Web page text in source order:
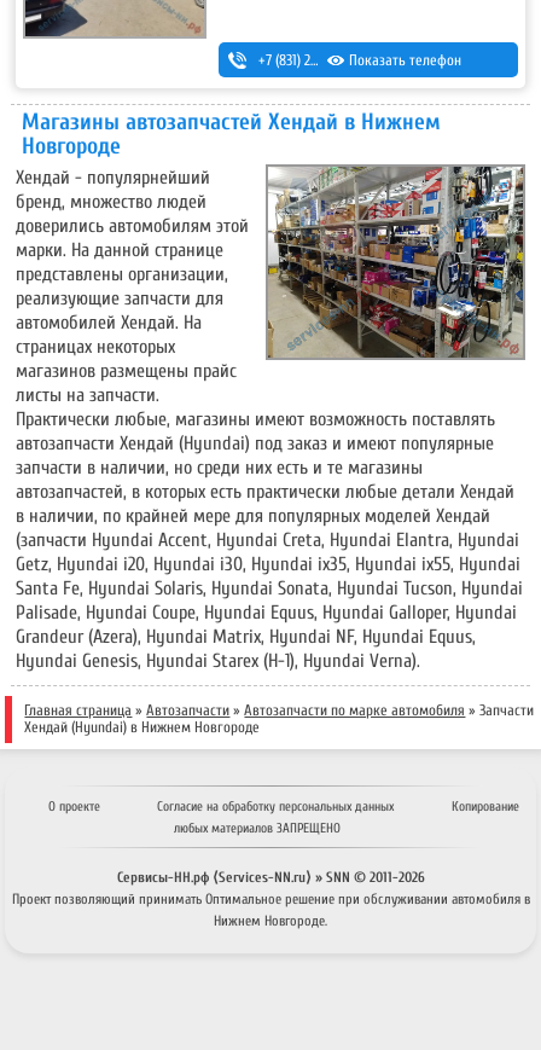
+7 (831) 251-54-99 Показать телефон
Магазины автозапчастей Хендай в Нижнем
Новгороде
Хендай - популярнейший
бренд, множество людей
доверились автомобилям этой
марки. На данной странице
представлены организации,
реализующие запчасти для
автомобилей Хендай. На
страницах некоторых
магазинов размещены прайс
листы на запчасти.
Практически любые, магазины имеют возможность поставлять
автозапчасти Хендай (Hyundai) под заказ и имеют популярные
запчасти в наличии, но среди них есть и те магазины
автозапчастей, в которых есть практически любые детали Хендай
в наличии, по крайней мере для популярных моделей Хендай
(запчасти Hyundai Accent, Hyundai Creta, Hyundai Elantra, Hyundai
Getz, Hyundai i20, Hyundai i30, Hyundai ix35, Hyundai ix55, Hyundai
Santa Fe, Hyundai Solaris, Hyundai Sonata, Hyundai Tucson, Hyundai
Palisade, Hyundai Coupe, Hyundai Equus, Hyundai Galloper, Hyundai
Grandeur (Azera), Hyundai Matrix, Hyundai NF, Hyundai Equus,
Hyundai Genesis, Hyundai Starex (H-1), Hyundai Verna).
Главная страница »Автозапчасти »Автозапчасти по марке автомобиля » Запчасти
Хендай (Hyundai) в Нижнем Новгороде
О проекте Согласие на обработку персональных данных
Копирование
любых материалов ЗАПРЕЩЕНО
Сервисы-НН.рф ⟨Services-NN.ru⟩ » SNN © 2011-2026
Проект позволяющий принимать Оптимальное решениепри обслуживании автомобиля в
Нижнем Новгороде.